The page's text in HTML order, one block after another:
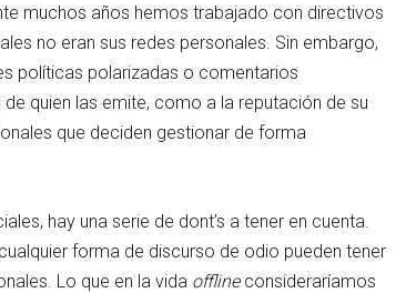
muchos años hemos trabajado con directivos
no eran sus redes personales. Sin embargo,
políticas polarizadas o comentarios
quien las emite, como a la reputación de su
que deciden gestionar de forma
hay una serie de dont’s a tener en cuenta.
forma de discurso de odio pueden tener
Lo que en la vida offlineconsideraríamos